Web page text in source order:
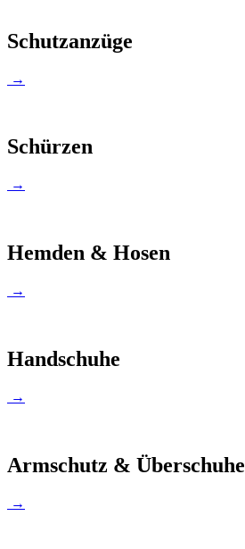
Schutzanzüge
→
Schürzen
→
Hemden & Hosen
→
Handschuhe
→
Armschutz & Überschuhe
→